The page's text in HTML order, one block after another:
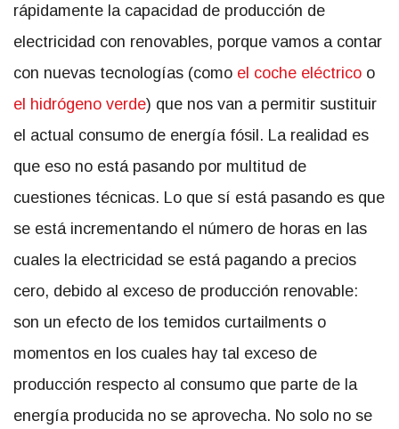
rápidamente la capacidad de producción de
electricidad con renovables, porque vamos a contar
con nuevas tecnologías (como el coche eléctrico o
el hidrógeno verde) que nos van a permitir sustituir
el actual consumo de energía fósil. La realidad es
que eso no está pasando por multitud de
cuestiones técnicas. Lo que sí está pasando es que
se está incrementando el número de horas en las
cuales la electricidad se está pagando a precios
cero, debido al exceso de producción renovable:
son un efecto de los temidos curtailments o
momentos en los cuales hay tal exceso de
producción respecto al consumo que parte de la
energía producida no se aprovecha. No solo no se